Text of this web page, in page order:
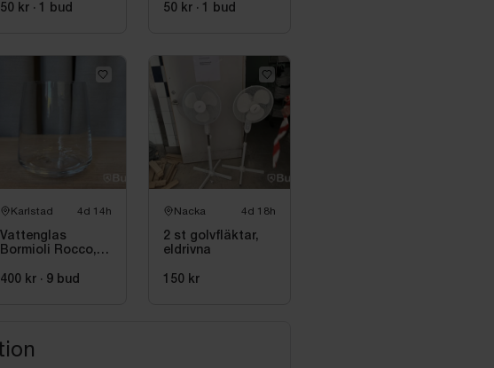
50 kr · 1 bud 50 kr · 1 bud
Karlstad 4d 14h
Vattenglas
Bormioli Rocco,
400 kr · 9 bud
Nacka 4d 18h
2 st golvfläktar,
eldrivna
150 kr